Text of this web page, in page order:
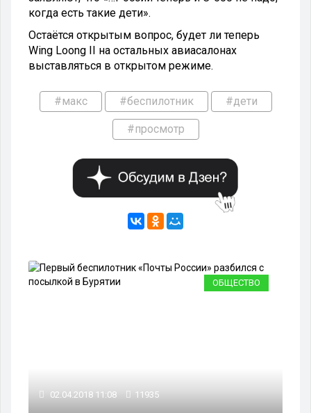
когда есть такие дети».
Остаётся открытым вопрос, будет ли теперь
Wing Loong II на остальных авиасалонах
выставляться в открытом режиме.
#макс #беспилотник #дети
#просмотр
ОБЩЕСТВО
02.04.2018 11:08 11935